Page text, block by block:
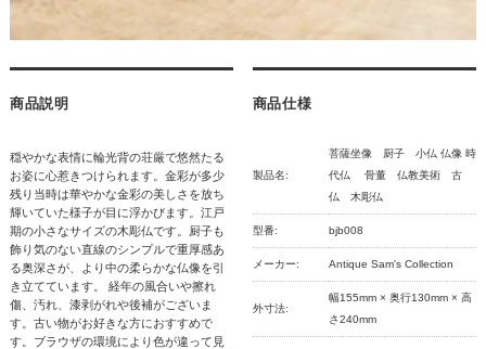
商品説明
穏やかな表情に輪光背の荘厳で悠然たる
お姿に心惹きつけられます。金彩が多少
残り当時は華やかな金彩の美しさを放ち
輝いていた様子が目に浮かびます。江戸
期の小さなサイズの木彫仏です。厨子も
飾り気のない直線のシンプルで重厚感あ
る奥深さが、より中の柔らかな仏像を引
き立てています。 経年の風合いや擦れ
傷、汚れ、漆剥がれや後補がございま
す。古い物がお好きな方におすすめで
す。ブラウザの環境により色が違って見
商品仕様
製品名:
菩薩坐像 厨子 小仏 仏像 時
代仏 骨董 仏教美術 古
仏 木彫仏
型番: bjb008
メーカー: Antique Sam's Collection
外寸法:
幅155mm × 奥行130mm × 高
さ240mm